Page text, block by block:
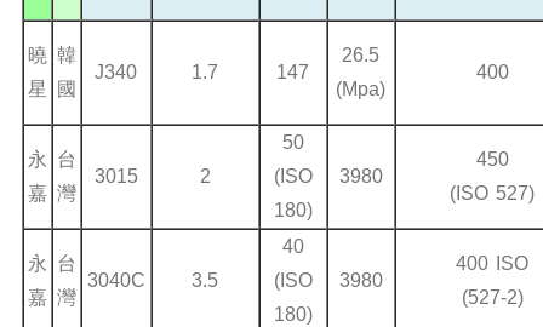
曉
星
韓
國
J340 1.7 147
26.5
(Mpa)
400
永
嘉
台
灣
3015 2
50
(ISO
180)
3980
450
(ISO 527)
永
嘉
台
灣
3040C 3.5
40
(ISO
180)
3980
400 ISO
(527-2)